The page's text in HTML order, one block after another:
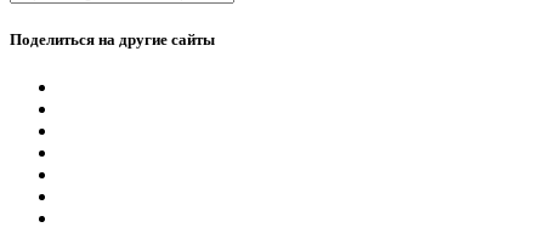
Поделиться на другие сайты